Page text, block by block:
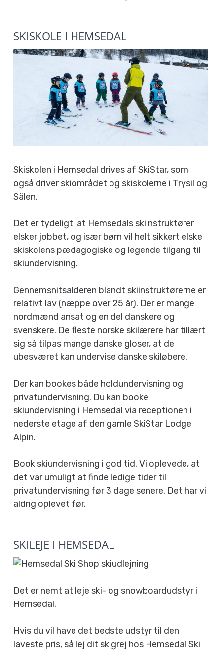
SKISKOLE I HEMSEDAL
Skiskolen i Hemsedal drives af SkiStar, som
også driver skiområdet og skiskolerne i Trysil og
Sälen.
Det er tydeligt, at Hemsedals skiinstruktører
elsker jobbet, og især børn vil helt sikkert elske
skiskolens pædagogiske og legende tilgang til
skiundervisning.
Gennemsnitsalderen blandt skiinstruktørerne er
relativt lav (næppe over 25 år). Der er mange
nordmænd ansat og en del danskere og
svenskere. De fleste norske skilærere har tillært
sig så tilpas mange danske gloser, at de
ubesværet kan undervise danske skiløbere.
Der kan bookes både holdundervisning og
privatundervisning. Du kan booke
skiundervisning i Hemsedal via receptionen i
nederste etage af den gamle SkiStar Lodge
Alpin.
Book skiundervisning i god tid. Vi oplevede, at
det var umuligt at finde ledige tider til
privatundervisning før 3 dage senere. Det har vi
aldrig oplevet før.
SKILEJE I HEMSEDAL
Det er nemt at leje ski- og snowboardudstyr i
Hemsedal.
Hvis du vil have det bedste udstyr til den
laveste pris, så lej dit skigrej hos Hemsedal Ski